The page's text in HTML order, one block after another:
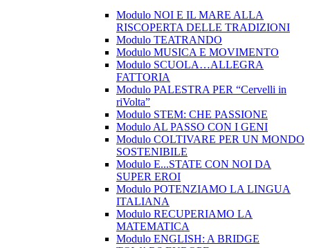
Modulo NOI E IL MARE ALLA
RISCOPERTA DELLE TRADIZIONI
Modulo TEATRANDO
Modulo MUSICA E MOVIMENTO
Modulo SCUOLA…ALLEGRA
FATTORIA
Modulo PALESTRA PER “Cervelli in
riVolta”
Modulo STEM: CHE PASSIONE
Modulo AL PASSO CON I GENI
Modulo COLTIVARE PER UN MONDO
SOSTENIBILE
Modulo E...STATE CON NOI DA
SUPER EROI
Modulo POTENZIAMO LA LINGUA
ITALIANA
Modulo RECUPERIAMO LA
MATEMATICA
Modulo ENGLISH: A BRIDGE